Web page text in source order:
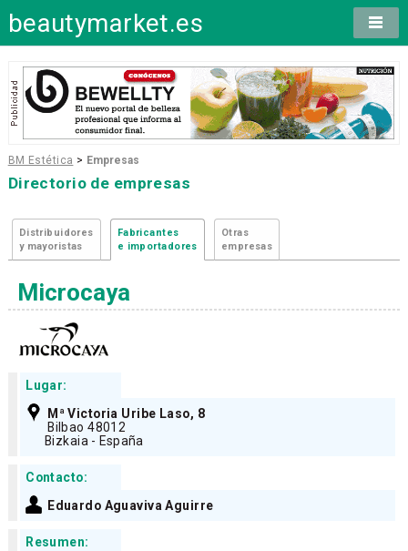
beautymarket.es
BM Estética > Empresas
Directorio de empresas
Distribuidores
y mayoristas
Fabricantes
e importadores
Otras
empresas
Microcaya
Lugar:
Mª Victoria Uribe Laso, 8
Bilbao 48012
Bizkaia - España
Contacto:
Eduardo Aguaviva Aguirre
Resumen: